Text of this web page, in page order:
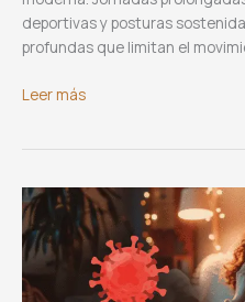
deportivas y posturas
profundas que limitan el
Acupoto
Leer más